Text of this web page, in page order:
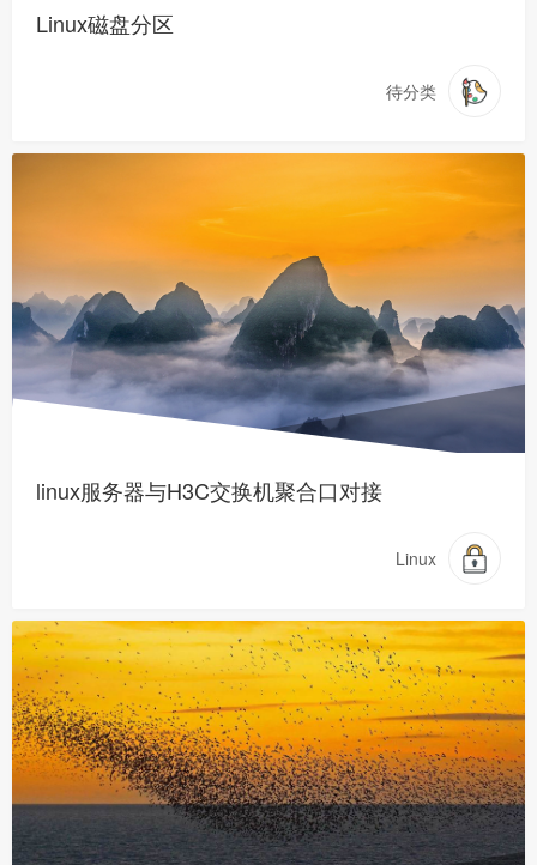
Linux磁盘分区
待分类
linux服务器与H3C交换机聚合口对接
Linux